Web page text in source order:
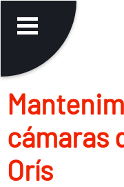
cámaras
Orís